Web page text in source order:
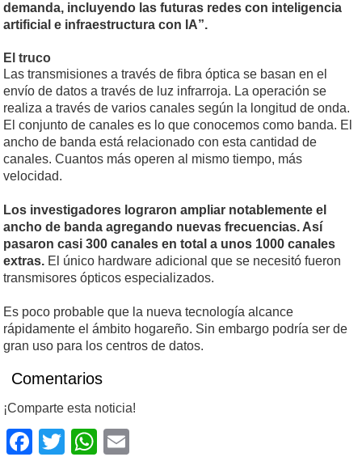
demanda, incluyendo las futuras redes con inteligencia
artificial e infraestructura con IA”.
El truco
Las transmisiones a través de fibra óptica se basan en el
envío de datos a través de luz infrarroja. La operación se
realiza a través de varios canales según la longitud de onda.
El conjunto de canales es lo que conocemos como banda. El
ancho de banda está relacionado con esta cantidad de
canales. Cuantos más operen al mismo tiempo, más
velocidad.
Los investigadores lograron ampliar notablemente el
ancho de banda agregando nuevas frecuencias. Así
pasaron casi 300 canales en total a unos 1000 canales
extras. El único hardware adicional que se necesitó fueron
transmisores ópticos especializados.
Es poco probable que la nueva tecnología alcance
rápidamente el ámbito hogareño. Sin embargo podría ser de
gran uso para los centros de datos.
Comentarios
¡Comparte esta noticia!
Facebook
TwitterWhatsApp